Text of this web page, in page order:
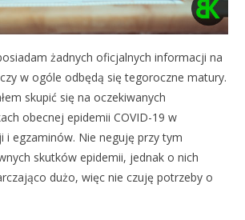
żadnych oficjalnych informacji na
w ogóle odbędą się tegoroczne matury.
skupić się na oczekiwanych
obecnej epidemii COVID-19 w
i egzaminów. Nie neguję przy tym
skutków epidemii, jednak o nich
dużo, więc nie czuję potrzeby o